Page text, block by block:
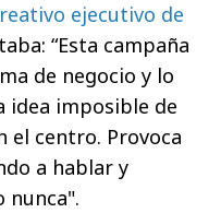
ejecutivo de
“Esta campaña
de negocio y lo
idea imposible de
el centro. Provoca
a hablar y
nunca".